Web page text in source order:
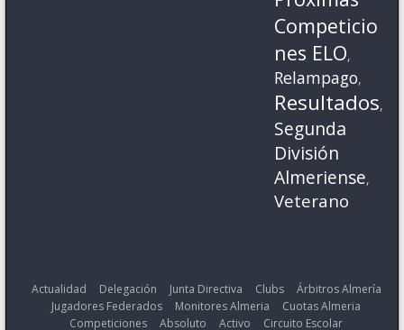
Competicio
nes ELO,
Relampago,
Resultados,
Segunda
División
Almeriense,
Veterano
Actualidad Delegación Junta Directiva Clubs
Árbitros Almería
Jugadores Federados
Monitores Almeria
Cuotas Almeria
Competiciones
Absoluto Activo Circuito Escolar